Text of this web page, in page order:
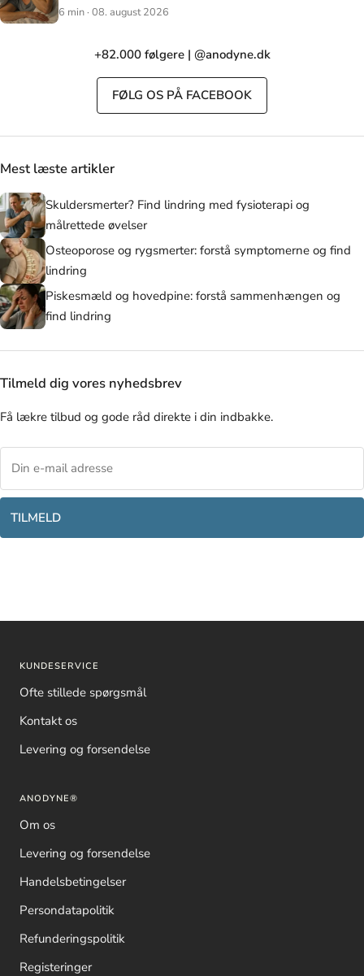
6 min · 08. august 2026
+82.000 følgere | @anodyne.dk
FØLG OS PÅ FACEBOOK
Mest læste artikler
Skuldersmerter? Find lindring med fysioterapi og
målrettede øvelser
Osteoporose og rygsmerter: forstå symptomerne og find
lindring
Piskesmæld og hovedpine: forstå sammenhængen og
find lindring
Tilmeld dig vores nyhedsbrev
Få lækre tilbud og gode råd direkte i din indbakke.
TILMELD
KUNDESERVICE
Ofte stillede spørgsmål
Kontakt os
Levering og forsendelse
ANODYNE®
Om os
Levering og forsendelse
Handelsbetingelser
Persondatapolitik
Refunderingspolitik
Registeringer